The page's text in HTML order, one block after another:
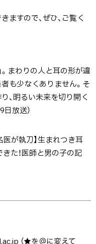
すので、ぜひ、ご覧く
まわりの人と耳の形が違
も少なくありません。そ
、明るい未来を切り開く
放送）
医が執刀】生まれつき耳
た！医師と男の子の記
（★を＠に変えて